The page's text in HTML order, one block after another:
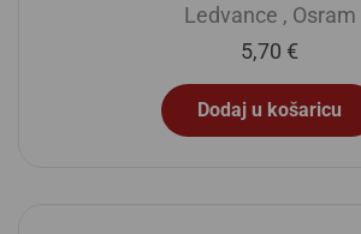
Ledvance , Osram
5,70 €
Dodaj u košaricu